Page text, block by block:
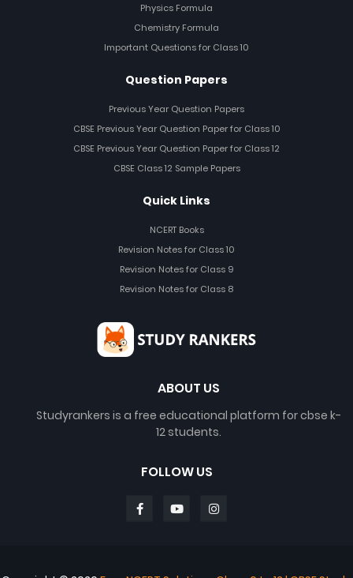
Physics Formula
Chemistry Formula
Important Questions for Class 10
Question Papers
Previous Year Question Papers
CBSE Previous Year Question Paper for Class 10
CBSE Previous Year Question Paper for Class 12
CBSE Class 12 Sample Papers
Quick Links
NCERT Books
Revision Notes for Class 10
Revision Notes for Class 9
Revision Notes for Class 8
ABOUT US
Studyrankers is a free educational platform for cbse k-
12 students.
FOLLOW US